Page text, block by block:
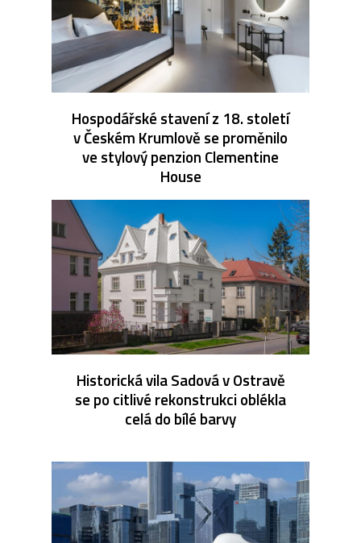
Hospodářské stavení z 18. století
v Českém Krumlově se proměnilo
ve stylový penzion Clementine
House
Historická vila Sadová v Ostravě
se po citlivé rekonstrukci oblékla
celá do bílé barvy